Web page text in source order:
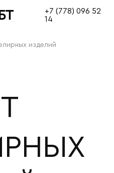
+7 (778) 096 52
14
изделий